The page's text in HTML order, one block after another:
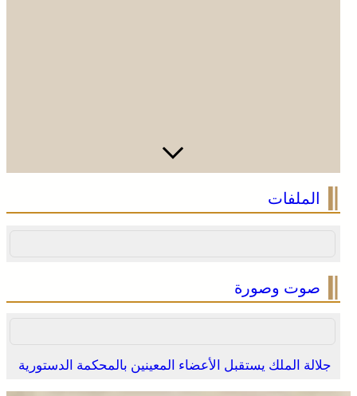
الملفات
صوت وصورة
جلالة الملك يستقبل الأعضاء المعينين بالمحكمة الدستورية